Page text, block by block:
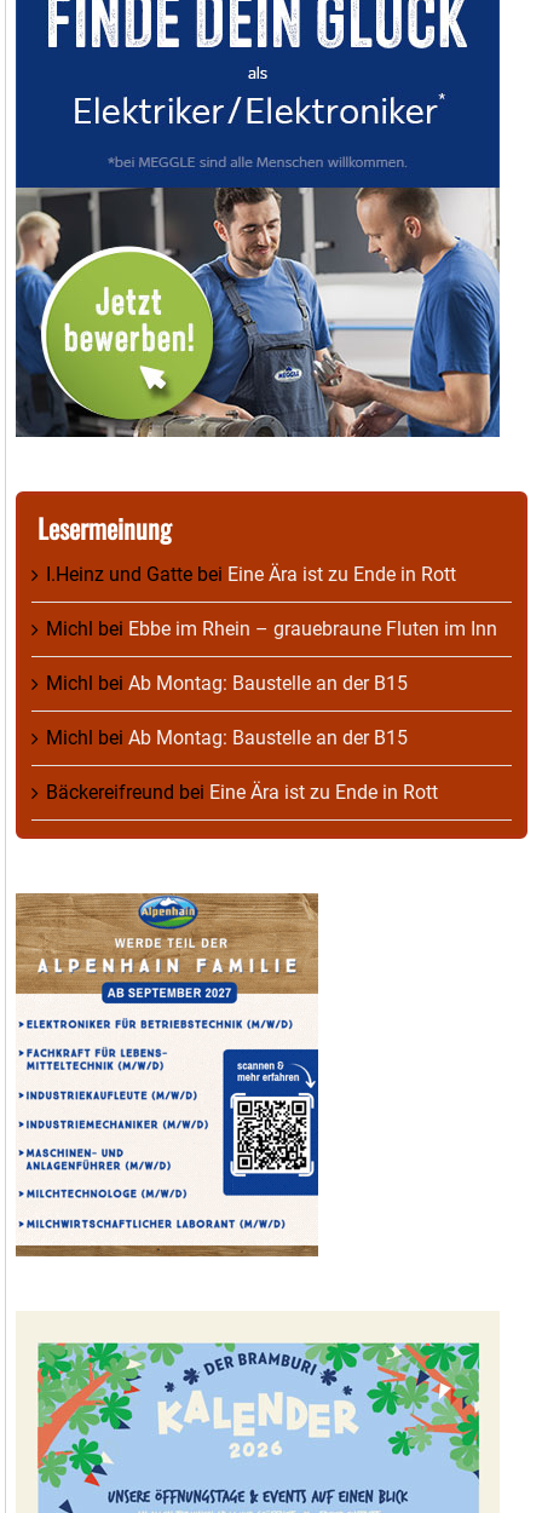
Lesermeinung
I.Heinz und Gatte bei Eine Ära ist zu Ende in Rott
Michl bei Ebbe im Rhein – grauebraune Fluten im Inn
Michl bei Ab Montag: Baustelle an der B15
Michl bei Ab Montag: Baustelle an der B15
Bäckereifreund bei Eine Ära ist zu Ende in Rott